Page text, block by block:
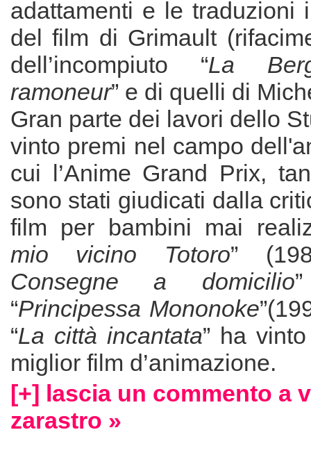
adattamenti e le traduzioni
del film di Grimault
dell’incompiuto “La
ramoneur” e di quelli di
Gran parte dei lavori dello
vinto premi nel campo
cui l’Anime Grand Prix,
sono stati giudicati dalla
film per bambini mai
mio vicino Totoro”
Consegne a domicilio
“Principessa Mononoke
“La città incantata” ha
miglior film d’animazione.
[+] lascia un commento a
zarastro »